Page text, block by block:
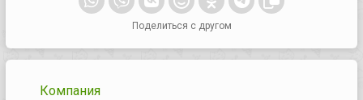
Поделиться с другом
Компания